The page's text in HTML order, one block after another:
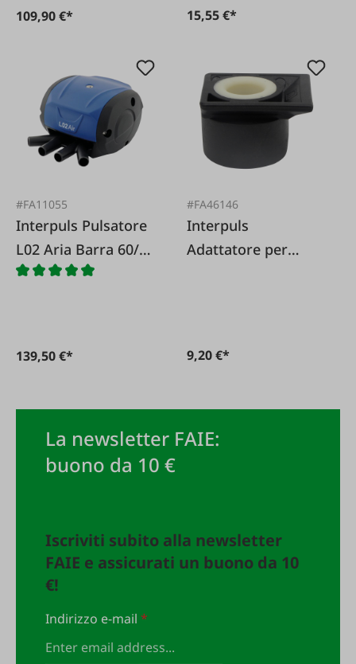
109,90 €*
DeLaval
15,55 €*
#FA11055
Interpuls Pulsatore
L02 Aria Barra 60/40
60 colpi adatti per
139,50 €*
#FA46146
Interpuls
Adattatore per
9,20 €*
La newsletter FAIE:
buono da 10 €
Iscriviti subito alla newsletter
FAIE e assicurati un buono da 10
€!
Indirizzo e-mail*